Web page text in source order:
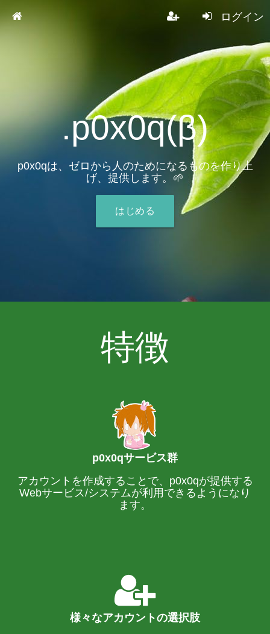
ログイン
.p0x0q(β)
p0x0qは、ゼロから人のためになるものを作り上
げ、提供します。🌱
はじめる
特徴
p0x0qサービス群
アカウントを作成することで、p0x0qが提供する
Webサービス/システムが利用できるようになり
ます。
様々なアカウントの選択肢